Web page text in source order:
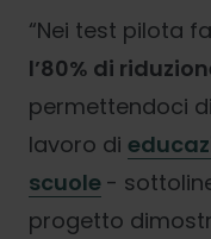
“Nei test pilota
l’80% di
permettendoci
lavoro di
scuole -
progetto